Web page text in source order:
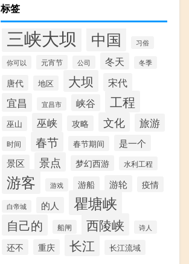
标签
三峡大坝 中国 习俗
你可以 元宵节 公司 冬天 冬季
唐代 地区 大坝 宋代
宜昌 宜昌市 峡谷 工程
巫山 巫峡 攻略 文化 旅游
时间 春节 春节期间
是一个
景区
景点 梦幻西游 水利工程
游客 游戏 游船 游轮 疫情
白帝城 的人 瞿塘峡
自己的 船闸 西陵峡 诗人
还不 重庆 长江 长江流域